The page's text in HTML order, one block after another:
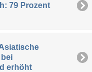
79 Prozent
erhöht